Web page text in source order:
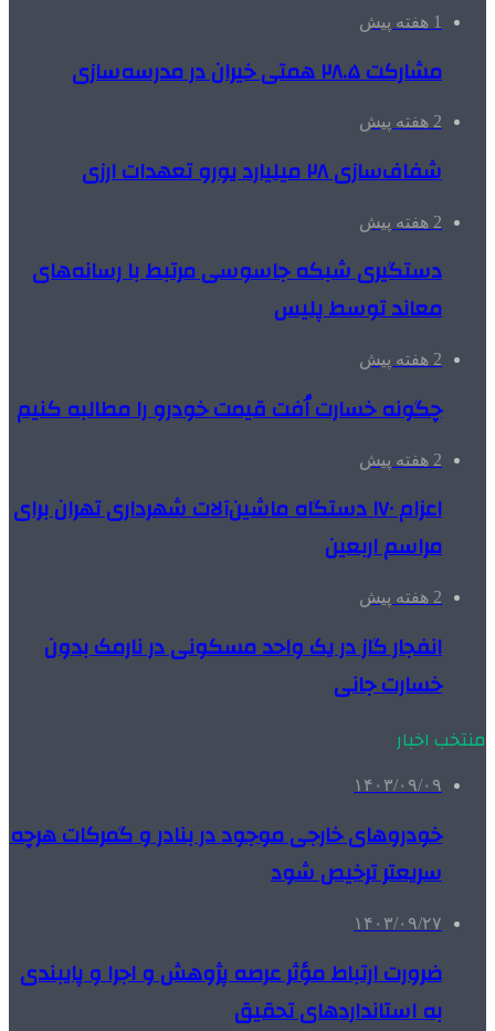
1 هفته پیش
مشارکت ۲۸.۵ همتی خیران در مدرسه‌سازی
2 هفته پیش
شفاف‌سازی ۲۸ میلیارد یورو تعهدات ارزی
2 هفته پیش
دستگیری شبکه جاسوسی مرتبط با رسانه‌های
معاند توسط پلیس
2 هفته پیش
چگونه خسارت اُفت قیمت خودرو را مطالبه کنیم
2 هفته پیش
اعزام ۱۷۰ دستگاه ماشین‌آلات شهرداری تهران برای
مراسم اربعین
2 هفته پیش
انفجار گاز در یک واحد مسکونی در نارمک بدون
خسارت جانی
منتخب اخبار
۱۴۰۳/۰۹/۰۹
خودروهای خارجی موجود در بنادر و گمرکات هرچه
سریعتر ترخیص شود
۱۴۰۳/۰۹/۲۷
ضرورت ارتباط مؤثر عرصه پژوهش و اجرا و پایبندی
به استانداردهای تحقیق